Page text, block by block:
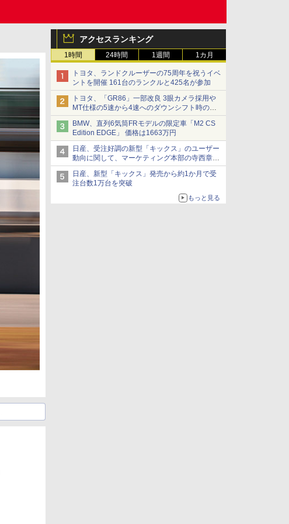
アクセスランキング
1時間 24時間 1週間 1カ月
トヨタ、ランドクルーザーの75周年を祝うイベ
ントを開催 161台のランクルと425名が参加
トヨタ、「GR86」一部改良 3眼カメラ採用や
MT仕様の5速から4速へのダウンシフト時の操
作性向上など
BMW、直列6気筒FRモデルの限定車「M2 CS
Edition EDGE」 価格は1663万円
日産、受注好調の新型「キックス」のユーザー
動向に関して、マーケティング本部の寺西章氏
が解説
日産、新型「キックス」発売から約1か月で受
注台数1万台を突破
もっと見る